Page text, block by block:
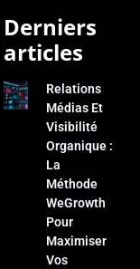
Derniers
articles
Relations
Médias Et
Visibilité
Organique :
La
Méthode
WeGrowth
Pour
Maximiser
Vos